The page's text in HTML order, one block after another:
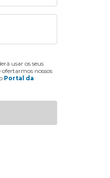
usar os seus
nossos
Portal da